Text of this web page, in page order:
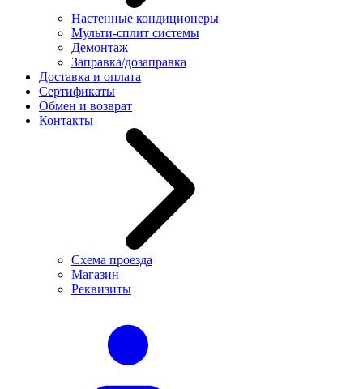
Настенные кондиционеры
Мульти-сплит системы
Демонтаж
Заправка/дозаправка
Доставка и оплата
Сертификаты
Обмен и возврат
Контакты
Схема проезда
Магазин
Реквизиты